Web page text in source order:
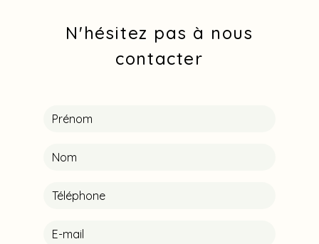
N'hésitez pas à nous
contacter